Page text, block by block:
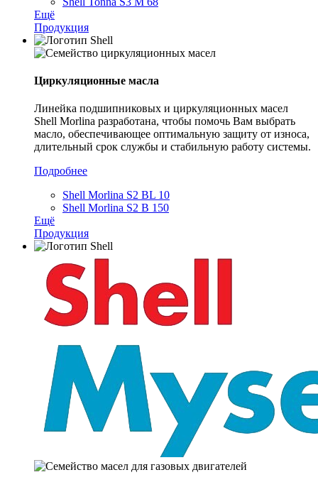
Ещё
Продукция
Циркуляционные масла
Линейка подшипниковых и циркуляционных масел
Shell Morlina разработана, чтобы помочь Вам выбрать
масло, обеспечивающее оптимальную защиту от износа,
длительный срок службы и стабильную работу системы.
Подробнее
Shell Morlina S2 BL 10
Shell Morlina S2 B 150
Ещё
Продукция